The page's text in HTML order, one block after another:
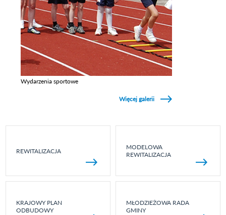
Wydarzenia sportowe
Więcej galerii
REWITALIZACJA
MODELOWA
REWITALIZACJA
KRAJOWY PLAN
ODBUDOWY
MŁODZIEŻOWA RADA
GMINY